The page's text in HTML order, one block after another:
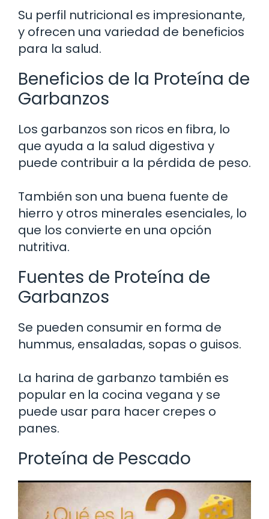
Su perfil nutricional es impresionante,
y ofrecen una variedad de beneficios
para la salud.
Beneficios de la Proteína de
Garbanzos
Los garbanzos son ricos en fibra, lo
que ayuda a la salud digestiva y
puede contribuir a la pérdida de peso.
También son una buena fuente de
hierro y otros minerales esenciales, lo
que los convierte en una opción
nutritiva.
Fuentes de Proteína de
Garbanzos
Se pueden consumir en forma de
hummus, ensaladas, sopas o guisos.
La harina de garbanzo también es
popular en la cocina vegana y se
puede usar para hacer crepes o
panes.
Proteína de Pescado